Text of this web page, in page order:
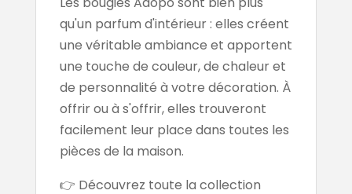
qu'un parfum d'intérieur : elles créent
une véritable ambiance et apportent
une touche de couleur, de chaleur et
de personnalité à votre décoration. À
offrir ou à s'offrir, elles trouveront
facilement leur place dans toutes les
pièces de la maison.
👉 Découvrez toute la collection